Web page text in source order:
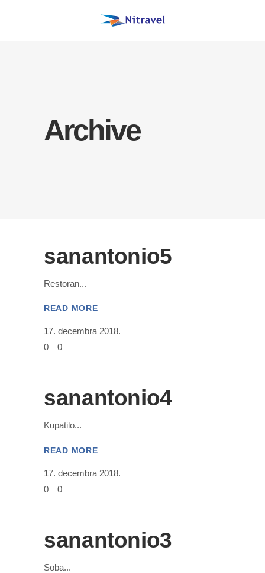
Archive
sanantonio5
Restoran
READ MORE
17. decembra 2018.
0
0
sanantonio4
Kupatilo
READ MORE
17. decembra 2018.
0
0
sanantonio3
Soba